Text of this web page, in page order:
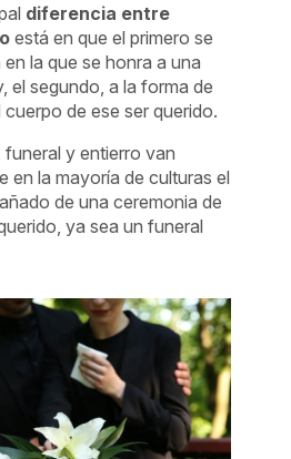
diferencia entre
está en que el primero se
la que se honra a una
el segundo, a la forma de
de ese ser querido.
y entierro van
en la mayoría de culturas el
de una ceremonia de
ya sea un funeral